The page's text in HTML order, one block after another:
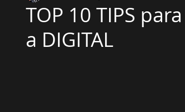
TOP 10 TIPS
a DIGITAL